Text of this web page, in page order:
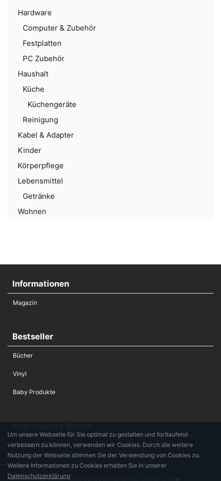
Hardware
Computer & Zubehör
Festplatten
PC Zubehör
Haushalt
Küche
Küchengeräte
Reinigung
Kabel & Adapter
Kinder
Körperpflege
Lebensmittel
Getränke
Wohnen
Informationen
Magazin
Bestseller
Bücher
Vinyl
Baby Produkte
Die Hochzeitsliste
Um unsere Webseite für Sie optimal zu gestalten und fortlaufend
verbessern zu können, verwenden wir Cookies. Durch die weitere
Nutzung der Webseite stimmen Sie der Verwendung von Cookies zu.
Weitere Informationen zu Cookies erhalten Sie in unserer
Datenschutzerklärung